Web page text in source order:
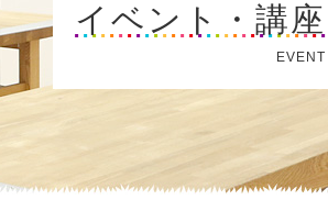
イベント・講座
EVENT